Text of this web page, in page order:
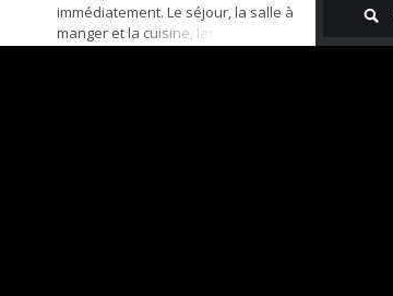
immédiatement. Le séjour, la salle à
manger et la cuisine, largement